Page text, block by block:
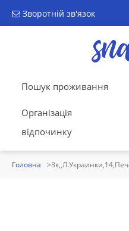
Зворотній зв'язок
Пошук проживання
Організація
відпочинку
Головна